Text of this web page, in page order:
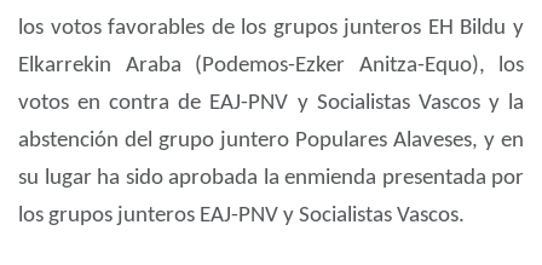
los votos favorables de los grupos junteros EH Bildu y
Elkarrekin Araba (Podemos-Ezker Anitza-Equo), los
votos en contra de EAJ-PNV y Socialistas Vascos y la
abstención del grupo juntero Populares Alaveses, y en
su lugar ha sido aprobada la enmienda presentada por
los grupos junteros EAJ-PNV y Socialistas Vascos.